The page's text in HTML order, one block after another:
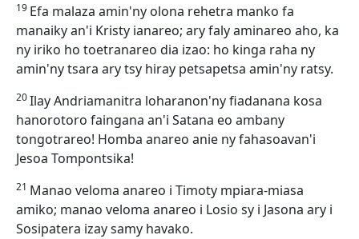
19 Efa malaza amin'ny olona rehetra manko fa
manaiky an'i Kristy ianareo; ary faly aminareo aho, ka
ny iriko ho toetranareo dia izao: ho kinga raha ny
amin'ny tsara ary tsy hiray petsapetsa amin'ny ratsy.
20Ilay Andriamanitra loharanon'ny fiadanana kosa
hanorotoro faingana an'i Satana eo ambany
tongotrareo! Homba anareo anie ny fahasoavan'i
Jesoa Tompontsika!
21 Manao veloma anareo i Timoty mpiara-miasa
amiko; manao veloma anareo i Losio sy i Jasona ary i
Sosipatera izay samy havako.